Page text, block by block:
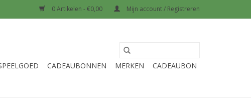
0 Artikelen - €0,00 Mijn account / Registreren
CADEAUBONNEN MERKEN CADEAUBON